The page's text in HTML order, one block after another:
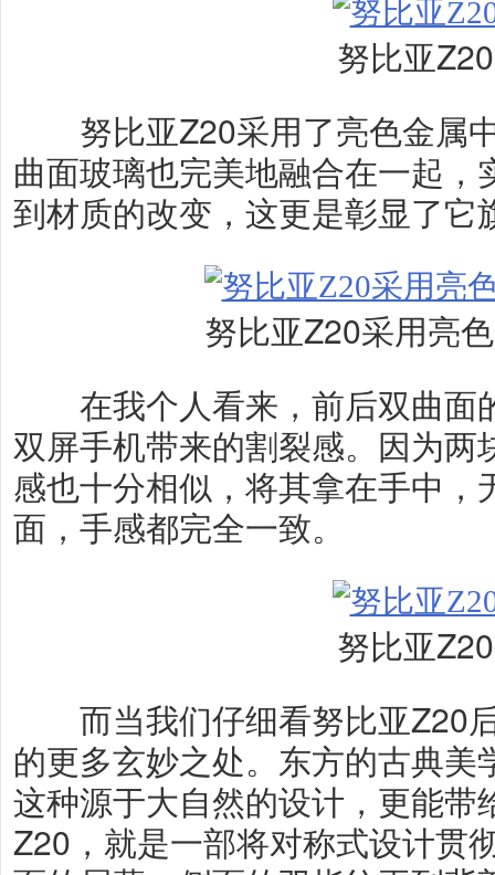
努比亚Z20
努比亚Z20采用了亮色金属
曲面玻璃也完美地融合在一起，
到材质的改变，这更是彰显了它
努比亚Z20采用亮
在我个人看来，前后双曲面
双屏手机带来的割裂感。因为两
感也十分相似，将其拿在手中，
面，手感都完全一致。
努比亚Z20
而当我们仔细看努比亚Z20
的更多玄妙之处。东方的古典美
这种源于大自然的设计，更能带
Z20，就是一部将对称式设计贯